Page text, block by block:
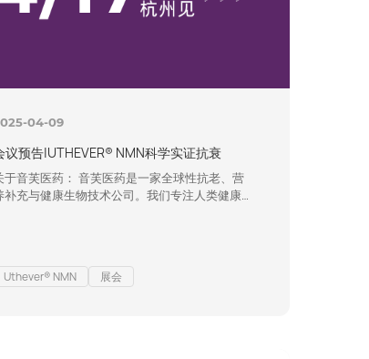
04-09
议预告|UTHEVER® NMN科学实证抗衰
于音芙医药： 音芙医药是一家全球性抗老、营
补充与健康生物技术公司。我们专注人类健康和
产品迭代与资源整合能力，业务创新能力横跨人
类营养补充、美妆个护、动物营养等多领域，为客
Uthever® NMN 展会